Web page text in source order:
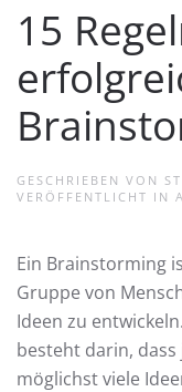
15
GESCHRIEBEN VON
VERÖFFENTLICHT IN
Ein Brainstorming
Gruppe von
Ideen zu entwickeln.
besteht darin,
möglichst viele